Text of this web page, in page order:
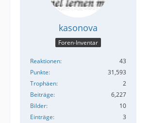
kasonova
Foren-Inventar
Reaktionen
43
Punkte
31,593
Trophäen
2
Beiträge
6,227
Bilder
10
Einträge
3